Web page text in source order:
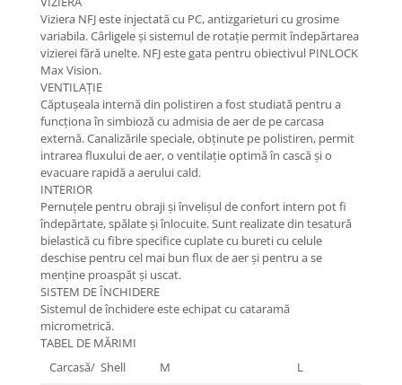
Viziera NFJ este injectată cu PC, antizgarieturi cu grosime
variabila. Cârligele și sistemul de rotație permit îndepărtarea
vizierei fără unelte. NFJ este gata pentru obiectivul PINLOCK
Max Vision.
VENTILAȚIE
Căptușeala internă din polistiren a fost studiată pentru a
funcționa în simbioză cu admisia de aer de pe carcasa
externă. Canalizările speciale, obținute pe polistiren, permit
intrarea fluxului de aer, o ventilație optimă în cască și o
evacuare rapidă a aerului cald.
INTERIOR
Pernuțele pentru obraji și învelișul de confort intern pot fi
îndepărtate, spălate și înlocuite. Sunt realizate din tesatură
bielastică cu fibre specifice cuplate cu bureti cu celule
deschise pentru cel mai bun flux de aer și pentru a se
menține proaspăt și uscat.
SISTEM DE ÎNCHIDERE
Sistemul de închidere este echipat cu cataramă
micrometrică.
TABEL DE MĂRIMI
Carcasă/ Shell
M
L